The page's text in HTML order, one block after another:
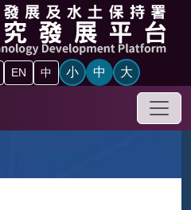
EN 中 小 中 大
手機